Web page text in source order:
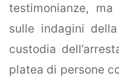
testimonianze,
sulle indagini
custodia
platea di persone